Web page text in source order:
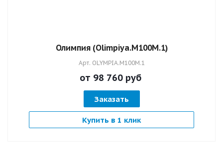
Олимпия (Оlimpiya.M100M.1)
Арт. OLYMPIA.M100M.1
от 98 760 руб
Заказать
Купить в 1 клик